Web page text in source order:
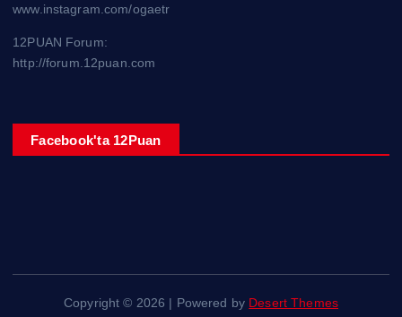
www.instagram.com/ogaetr
12PUAN Forum:
http://forum.12puan.com
Facebook'ta 12Puan
Copyright © 2026 | Powered by Desert Themes